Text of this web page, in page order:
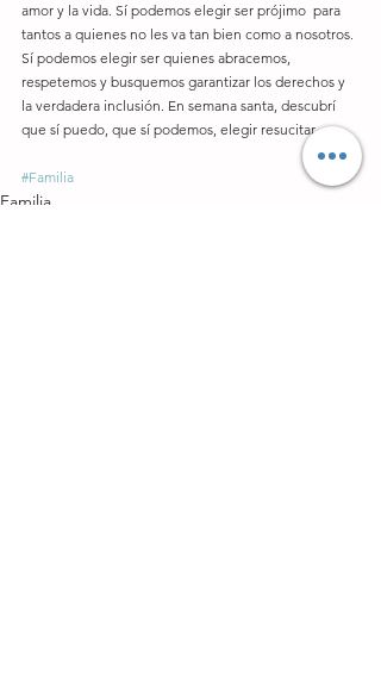
amor y la vida. Sí podemos elegir ser prójimo  para
tantos a quienes no les va tan bien como a nosotros.
Sí podemos elegir ser quienes abracemos,
respetemos y busquemos garantizar los derechos y
la verdadera inclusión. En semana santa, descubrí
que sí puedo, que sí podemos, elegir resucitar.
#Familia
Familia